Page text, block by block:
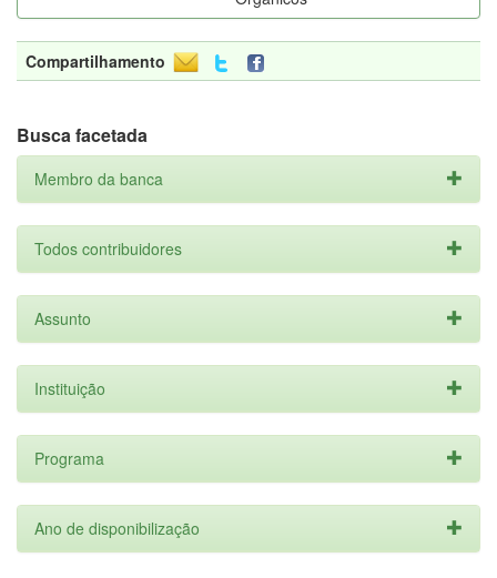
Compartilhamento
Busca facetada
Membro da banca
Todos contribuidores
Assunto
Instituição
Programa
Ano de disponibilização